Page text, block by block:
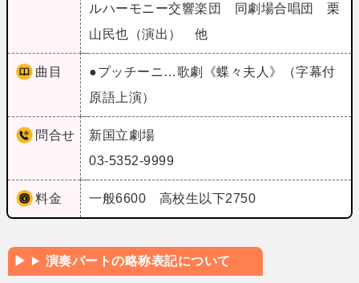
ルハーモニー交響楽団 同劇場合唱団 栗
山民也（演出） 他
曲目
●プッチーニ…歌劇《蝶々夫人》（字幕付
原語上演）
問合せ
新国立劇場
03-5352-9999
料金 一般6600 高校生以下2750
演奏パートの略称表記について